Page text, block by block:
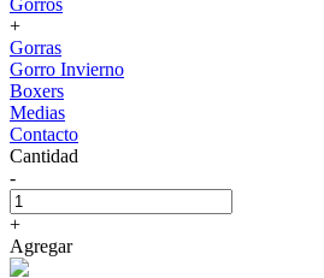
Gorros
+
Gorras
Gorro Invierno
Boxers
Medias
Contacto
Cantidad
-
+
Agregar